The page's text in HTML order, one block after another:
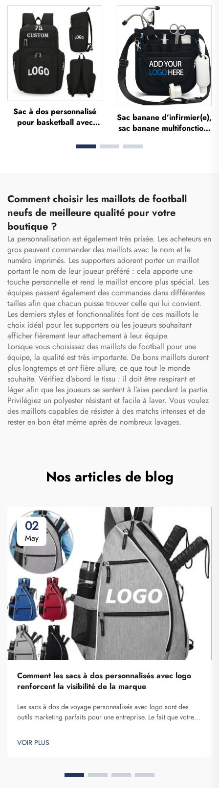
tibias pour football,
protections pour les
jambes, protège-tibias
pour football et soccer
pour entraînement
masculin, sportswear de
football personnalisé,
uniforme d'équipe de
football
Sac à dos personnalisé
pour basketball avec
imperméable,
Sac banane d’infirmier(e),
sac banane multifonction,
fermeture à glissière, sac
médicaux pour
infirmiers(es)
Comment choisir les maillots de football
neufs de meilleure qualité pour votre
boutique ?
La personnalisation est également très prisée. Les acheteurs en
gros peuvent commander des maillots avec le nom et le
numéro imprimés. Les supporters adorent porter un maillot
portant le nom de leur joueur préféré : cela apporte une
touche personnelle et rend le maillot encore plus spécial. Les
équipes passent également des commandes dans différentes
tailles afin que chacun puisse trouver celle qui lui convient.
Les derniers styles et fonctionnalités font de ces maillots le
choix idéal pour les supporters ou les joueurs souhaitant
afficher fièrement leur attachement à leur équipe.
Lorsque vous choisissez des maillots de football pour une
équipe, la qualité est très importante. De bons maillots durent
plus longtemps et ont fière allure, ce que tout le monde
souhaite. Vérifiez d’abord le tissu : il doit être respirant et
léger afin que les joueurs se sentent à l’aise pendant la partie.
Privilégiez un polyester résistant et facile à laver. Vous voulez
des maillots capables de résister à des matchs intenses et de
rester en bon état même après de nombreux lavages.
Nos articles de blog
02
May
Comment les sacs à dos personnalisés avec logo
renforcent la visibilité de la marque
Les sacs à dos de voyage personnalisés avec logo sont des
outils marketing parfaits pour une entreprise. Le fait que votre
porte votre sac à dos sur elle...
VOIR PLUS